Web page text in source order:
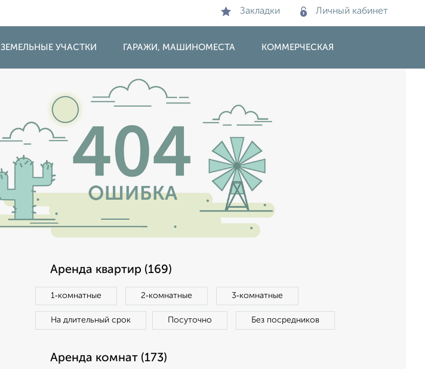
Закладки Личный кабинет
ЗЕМЕЛЬНЫЕ УЧАСТКИ ГАРАЖИ, МАШИНОМЕСТА КОММЕРЧЕСКАЯ
Аренда квартир (169)
1‑комнатные 2‑комнатные 3‑комнатные
На длительный срок Посуточно Без посредников
Аренда комнат (173)